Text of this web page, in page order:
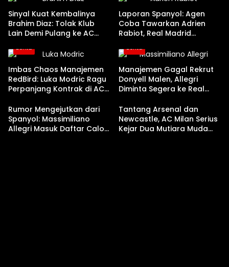
Sinyal Kuat Kembalinya
Brahim Diaz: Tolak Klub
Lain Demi Pulang ke AC
Laporan Spanyol: Agen
Coba Tawarkan Adrien
Rabiot, Real Madrid
Berita
Imbas Chaos Manajemen
RedBird: Luka Modric Ragu
Perpanjang Kontrak di AC
Berita
Manajemen Gagal Rekrut
Donyell Malen, Allegri
Diminta Segera ke Real
Rumor Mengejutkan dari
Spanyol: Massimiliano
Allegri Masuk Daftar Calon
Tantang Arsenal dan
Newcastle, AC Milan Serius
Kejar Dua Mutiara Muda